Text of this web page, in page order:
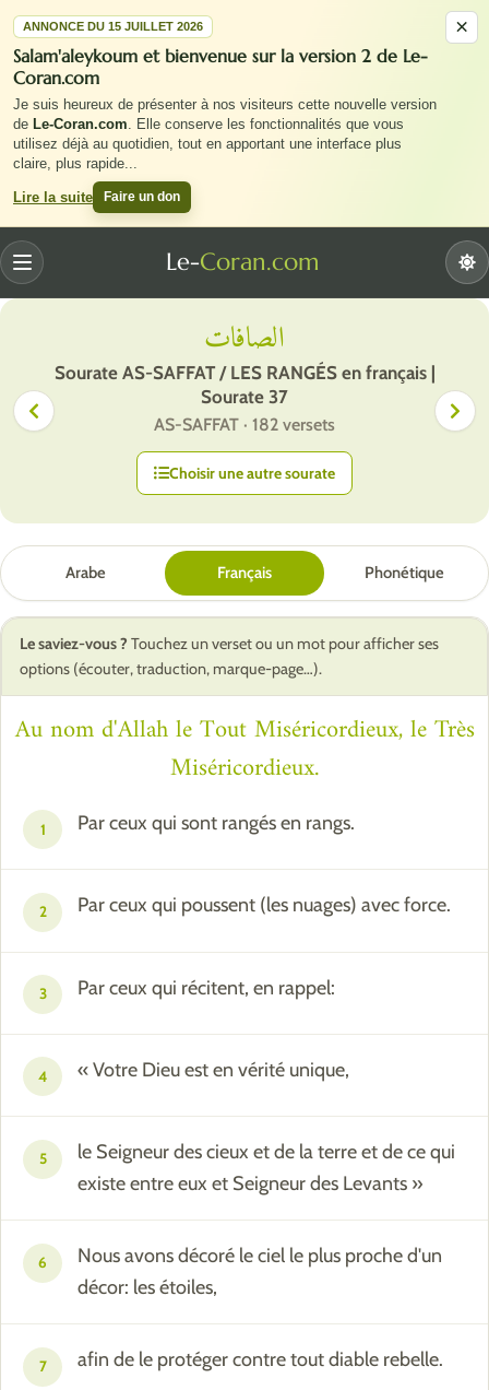
×
ANNONCE DU 15 JUILLET 2026
Salam'aleykoum et bienvenue sur la version 2 de Le-
Coran.com
Je suis heureux de présenter à nos visiteurs cette nouvelle version
de Le-Coran.com. Elle conserve les fonctionnalités que vous
utilisez déjà au quotidien, tout en apportant une interface plus
claire, plus rapide...
Lire la suite Faire un don
Le-Coran.com
Menu
الصافات
Sourate AS-SAFFAT / LES RANGÉS en français |
Sourate 37
AS-SAFFAT · 182 versets
Choisir une autre sourate
Arabe Français Phonétique
Le saviez-vous ? Touchez un verset ou un mot pour afficher ses
options (écouter, traduction, marque-page…).
Au nom d'Allah le Tout Miséricordieux, le Très
Miséricordieux.
1 Par ceux qui sont rangés en rangs.
2 Par ceux qui poussent (les nuages) avec force.
3 Par ceux qui récitent, en rappel:
4 « Votre Dieu est en vérité unique,
5
le Seigneur des cieux et de la terre et de ce qui
existe entre eux et Seigneur des Levants »
6
Nous avons décoré le ciel le plus proche d'un
décor: les étoiles,
7 afin de le protéger contre tout diable rebelle.